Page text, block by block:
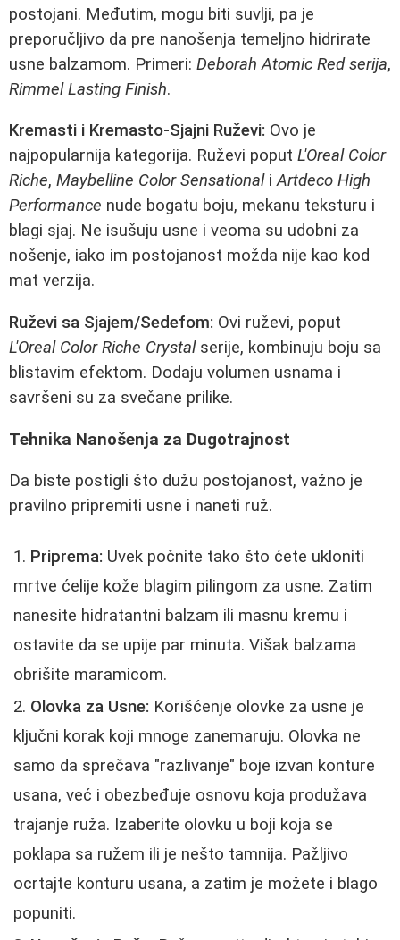
postojani. Međutim, mogu biti suvlji, pa je
preporučljivo da pre nanošenja temeljno hidrirate
usne balzamom. Primeri: Deborah Atomic Red serija,
Rimmel Lasting Finish.
Kremasti i Kremasto-Sjajni Ruževi: Ovo je
najpopularnija kategorija. Ruževi poput L'Oreal Color
Riche, Maybelline Color SensationaliArtdeco High
Performance nude bogatu boju, mekanu teksturu i
blagi sjaj. Ne isušuju usne i veoma su udobni za
nošenje, iako im postojanost možda nije kao kod
mat verzija.
Ruževi sa Sjajem/Sedefom: Ovi ruževi, poput
L'Oreal Color Riche Crystalserije, kombinuju boju sa
blistavim efektom. Dodaju volumen usnama i
savršeni su za svečane prilike.
Tehnika Nanošenja za Dugotrajnost
Da biste postigli što dužu postojanost, važno je
pravilno pripremiti usne i naneti ruž.
Priprema: Uvek počnite tako što ćete ukloniti
mrtve ćelije kože blagim pilingom za usne. Zatim
nanesite hidratantni balzam ili masnu kremu i
ostavite da se upije par minuta. Višak balzama
obrišite maramicom.
Olovka za Usne: Korišćenje olovke za usne je
ključni korak koji mnoge zanemaruju. Olovka ne
samo da sprečava "razlivanje" boje izvan konture
usana, već i obezbeđuje osnovu koja produžava
trajanje ruža. Izaberite olovku u boji koja se
poklapa sa ružem ili je nešto tamnija. Pažljivo
ocrtajte konturu usana, a zatim je možete i blago
popuniti.